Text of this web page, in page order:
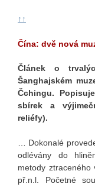
↑↑
Čína: dvě nová
Článek o
Šanghajském
Čchingu.
sbírek a
reliéfy).
… Dokonalé
odlévány do
metody
př.n.l. Početné